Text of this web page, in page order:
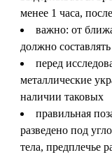
менее 1 часа,
важно: от
должно
перед
металлические
наличии таковых
правильная
разведено под
тела, предплечье